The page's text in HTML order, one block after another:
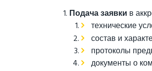
Подача заявки в
технические
состав и
протоколы
документы о